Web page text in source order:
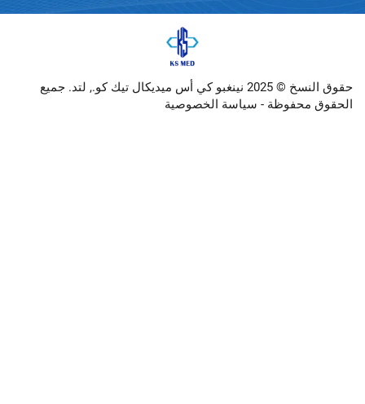
حقوق النسخ © 2025 نينغبو كي أس ميديكال تيك كو., لتد. جميع
-سياسة الخصوصية